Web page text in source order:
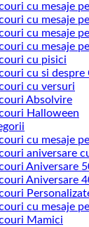
cu mesaje
cu mesaje
cu mesaje
cu mesaje
cu pisici
cu si despre
cu versuri
Absolvire
Halloween
cu mesaje
aniversare
Aniversare
Aniversare
cu mesaje
Mamici